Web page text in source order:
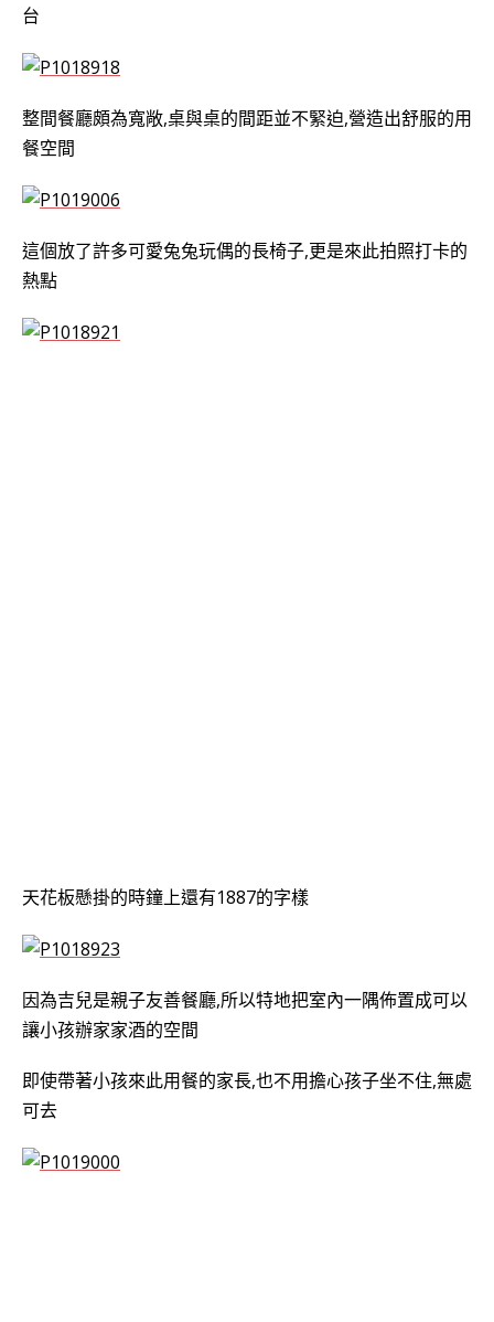
台
整間餐廳頗為寬敞,桌與桌的間距並不緊迫,營造出舒服的用
餐空間
這個放了許多可愛兔兔玩偶的長椅子,更是來此拍照打卡的
熱點
天花板懸掛的時鐘上還有1887的字樣
因為吉兒是親子友善餐廳,所以特地把室內一隅佈置成可以
讓小孩辦家家酒的空間
即使帶著小孩來此用餐的家長,也不用擔心孩子坐不住,無處
可去